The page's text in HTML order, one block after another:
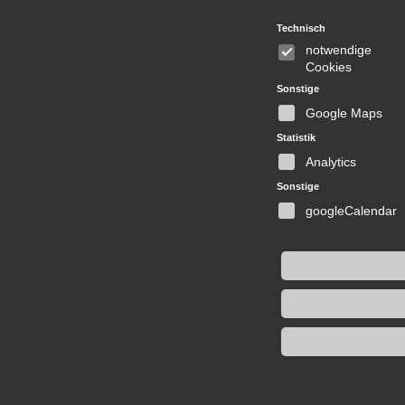
Technisch
notwendige
Cookies
Sonstige
Google Maps
Statistik
Analytics
Sonstige
googleCalendar